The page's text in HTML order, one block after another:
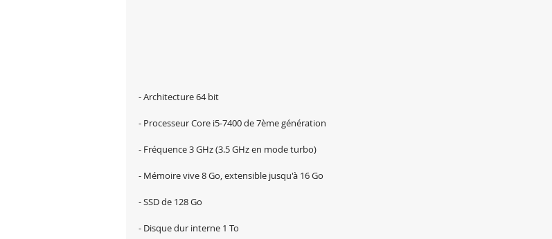
- Architecture 64 bit
- Processeur Core i5-7400 de 7ème génération
- Fréquence 3 GHz (3.5 GHz en mode turbo)
- Mémoire vive 8 Go, extensible jusqu'à 16 Go
- SSD de 128 Go
- Disque dur interne 1 To